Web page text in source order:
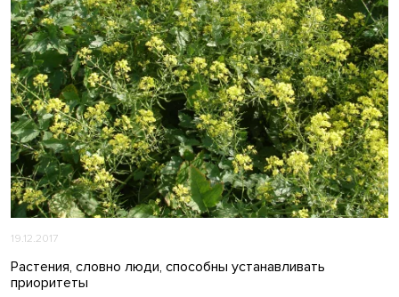
19.12.2017
Растения, словно люди, способны устанавливать
приоритеты